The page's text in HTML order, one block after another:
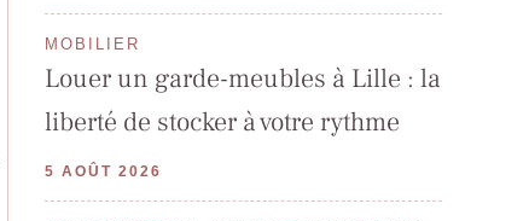
MOBILIER
Louer un garde-meubles à Lille : la
liberté de stocker à votre rythme
5 AOÛT 2026